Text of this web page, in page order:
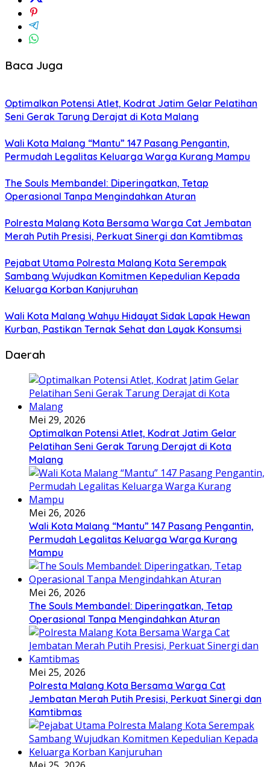
Baca Juga
Optimalkan Potensi Atlet, Kodrat Jatim Gelar Pelatihan
Seni Gerak Tarung Derajat di Kota Malang
Wali Kota Malang “Mantu” 147 Pasang Pengantin,
Permudah Legalitas Keluarga Warga Kurang Mampu
The Souls Membandel: Diperingatkan, Tetap
Operasional Tanpa Mengindahkan Aturan
Polresta Malang Kota Bersama Warga Cat Jembatan
Merah Putih Presisi, Perkuat Sinergi dan Kamtibmas
Pejabat Utama Polresta Malang Kota Serempak
Sambang Wujudkan Komitmen Kepedulian Kepada
Keluarga Korban Kanjuruhan
Wali Kota Malang Wahyu Hidayat Sidak Lapak Hewan
Kurban, Pastikan Ternak Sehat dan Layak Konsumsi
Daerah
Mei 29, 2026
Optimalkan Potensi Atlet, Kodrat Jatim Gelar
Pelatihan Seni Gerak Tarung Derajat di Kota
Malang
Mei 26, 2026
Wali Kota Malang “Mantu” 147 Pasang Pengantin,
Permudah Legalitas Keluarga Warga Kurang
Mampu
Mei 26, 2026
The Souls Membandel: Diperingatkan, Tetap
Operasional Tanpa Mengindahkan Aturan
Mei 25, 2026
Polresta Malang Kota Bersama Warga Cat
Jembatan Merah Putih Presisi, Perkuat Sinergi dan
Kamtibmas